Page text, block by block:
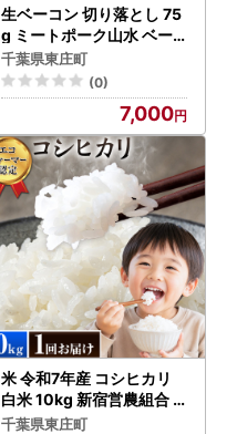
生ベーコン 切り落とし 75
g ミートポーク山水 ベー
コン
千葉県東庄町
(0)
7,000
米 令和7年産 コシヒカリ
白米 10kg 新宿営農組合
米
千葉県東庄町